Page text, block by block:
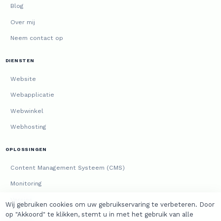
Blog
Over mij
Neem contact op
DIENSTEN
Website
Webapplicatie
Webwinkel
Webhosting
OPLOSSINGEN
Content Management Systeem (CMS)
Monitoring
Wij gebruiken cookies om uw gebruikservaring te verbeteren. Door
op "Akkoord" te klikken, stemt u in met het gebruik van alle